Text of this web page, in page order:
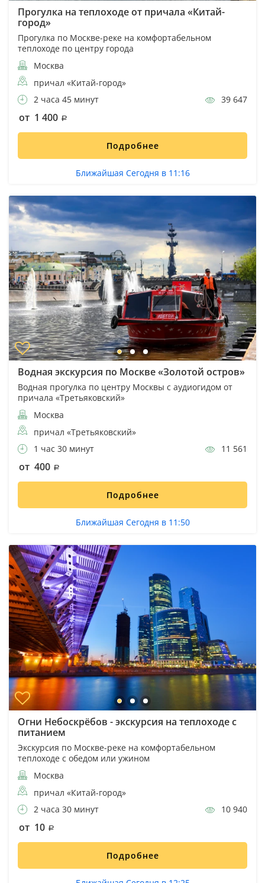
Прогулка на теплоходе от причала «Китай-
город»
Прогулка по Москве-реке на комфортабельном
теплоходе по центру города
Москва
причал «Китай-город»
2 часа 45 минут
39 647
от 1 400
Подробнее
Ближайшая Сегодня в 11:16
Водная экскурсия по Москве «Золотой остров»
Водная прогулка по центру Москвы с аудиогидом от
причала «Третьяковский»
Москва
причал «Третьяковский»
1 час 30 минут
11 561
от 400
Подробнее
Ближайшая Сегодня в 11:50
Огни Небоскрёбов - экскурсия на теплоходе с
питанием
Экскурсия по Москве-реке на комфортабельном
теплоходе с обедом или ужином
Москва
причал «Китай-город»
2 часа 30 минут
10 940
от 10
Подробнее